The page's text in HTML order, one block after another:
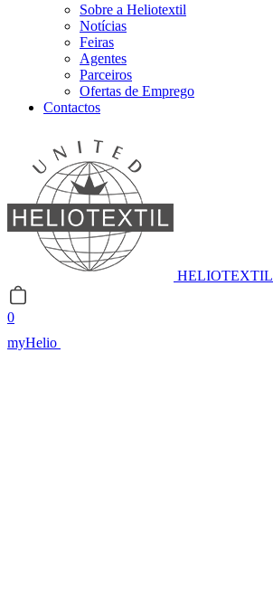
Sobre a Heliotextil
Notícias
Feiras
Agentes
Parceiros
Ofertas de Emprego
Contactos
HELIOTEXTIL
0
myHelio